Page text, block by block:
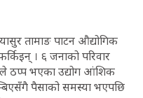
तामाङ पाटन औद्योगिक
। ६ जनाको परिवार
ठप्प भएका उद्योग आंशिक
पैसाको समस्या भएपछि